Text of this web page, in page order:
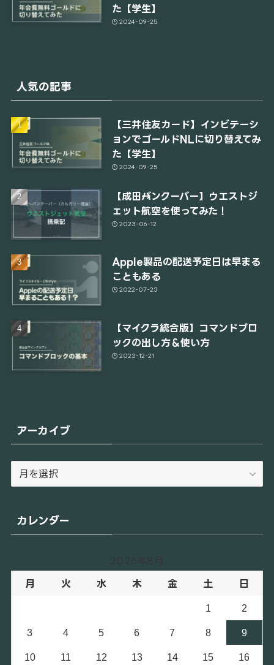
た【学生】
2024-09-25
人気の記事
【三井住友カード】インビテーシ
ョンでゴールドNLに切り替えてみ
た【学生】
2024-09-25
【成田→バンクーバー】ウエストジ
ェット航空を使ってみた！
2023-06-12
Apple製品の配送予定日は早まる
こともある
2022-07-23
【マイクラ統合版】コマンドブロ
ックの出し方＆使い方
2023-12-21
アーカイブ
ブ
カレンダー
月 火 水 木 金 土 日
1 2
3 4 5 6 7 8 9
10 11 12 13 14 15 16